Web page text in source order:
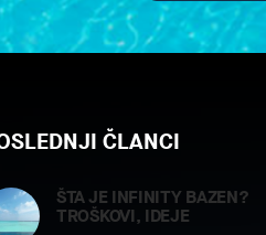
ČLANCI
ŠTA JE INFINITY BAZEN?
TROŠKOVI, IDEJE